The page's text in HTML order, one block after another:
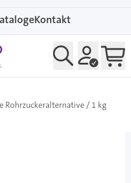
Kontakt
Rohrzuckeralternative / 1 kg